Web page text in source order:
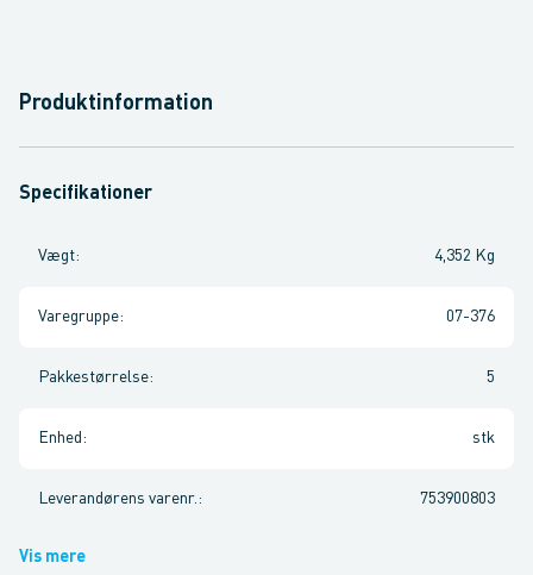
Produktinformation
Specifikationer
Vægt: 4,352 Kg
Varegruppe: 07-376
Pakkestørrelse: 5
Enhed : stk
Leverandørens varenr. : 753900803
Vis mere